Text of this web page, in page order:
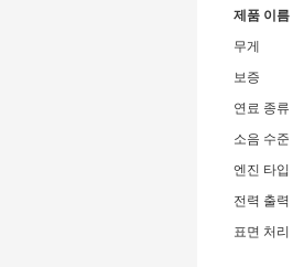
제품 이름
무게
보증
연료 종류
소음 수준
엔진 타입
전력 출력
표면 처리